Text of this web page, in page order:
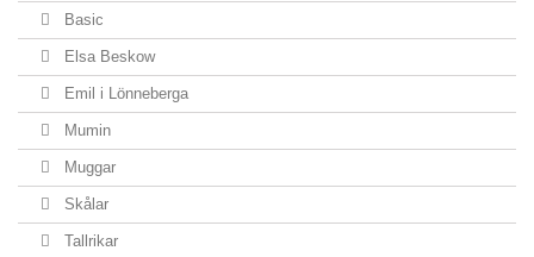
Basic
Elsa Beskow
Emil i Lönneberga
Mumin
Muggar
Skålar
Tallrikar